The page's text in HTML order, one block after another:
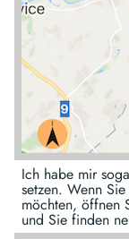
Ich habe mir
setzen. Wenn
möchten, öffnen
und Sie finden